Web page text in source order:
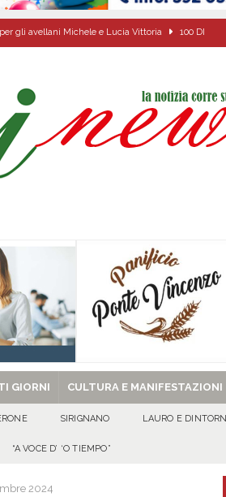
gli avellani Michele e Lucia Vittoria 100 DI
Filomena tra le strade del paese
consolidare la crescita e preparare le prossime
denunciano un 65enne EVIDENZA
di san Giovanni Battista e santa Sabina EVIDENZA
GIORNI CULTURA E MANIFESTAZIONI
SIRIGNANO LAURO E DINTORNI
“A VOCE D’ ‘O TIEMPO”
2024